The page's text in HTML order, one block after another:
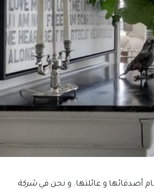
أصدقائها و عائلتها. و نحن فيشركة